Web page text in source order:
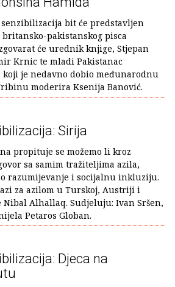
bit će predstavljen
pakistanskog pisca
će urednik knjige, Stjepan
Krnic te mladi Pakistanac
koji je nedavno dobio međunarodnu
moderira Ksenija Banović.
Sirija
propituje se možemo li kroz
sa samim tražiteljima azila,
razumijevanje i socijalnu inkluziju.
za azilom u Turskoj, Austriji i
Alhallaq. Sudjeluju: Ivan Sršen,
Petaros Globan.
Djeca na